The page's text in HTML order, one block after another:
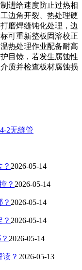
进给速度防止过热相
边角开裂、热处理硬
磨焊缝钝化处理，边
可重新整板固溶校正
热处理作业配备耐高
目镜，若发生腐蚀性
质并检查板材腐蚀损
2无缝管
2026-05-14
？ 2026-05-14
2026-05-14
2026-05-14
2026-05-14
？ 2026-05-13